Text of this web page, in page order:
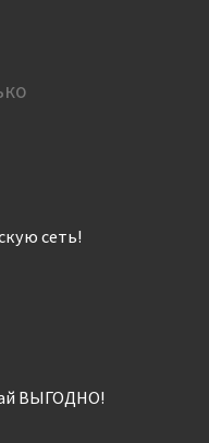
сеть!
ВЫГОДНО!